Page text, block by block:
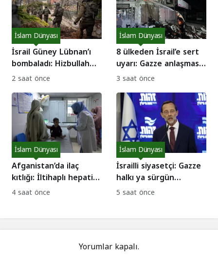
İsrail Güney Lübnan’ı
bombaladı: Hizbullah
ateşkesi ihlal etmekle
İslam Dünyası
2 saat önce
8 ülkeden İsrail’e sert
uyarı: Gazze anlaşması
sabote ediliyor!
İslam Dünyası
3 saat önce
Afganistan’da ilaç
kıtlığı: İltihaplı hepatit
ve kızamık salgını
İslam Dünyası
4 saat önce
İsrailli siyasetçi: Gazze
halkı ya sürgün
edilecek ya da
İslam Dünyası
5 saat önce
Yorumlar kapalı.